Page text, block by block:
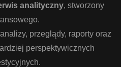
analityczny, stworzony
przeglądy, raporty oraz
perspektywicznych